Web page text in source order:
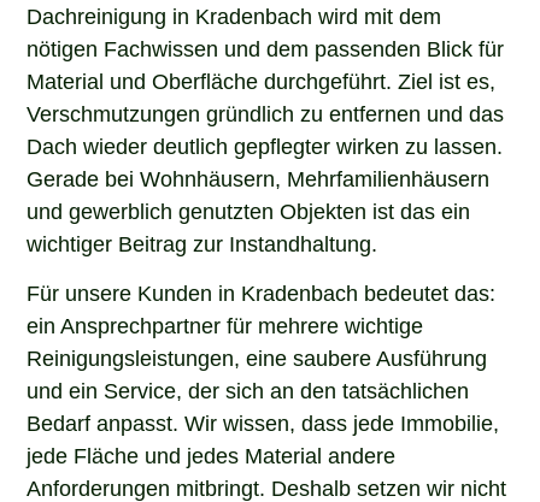
Dachreinigung in Kradenbach wird mit dem
nötigen Fachwissen und dem passenden Blick für
Material und Oberfläche durchgeführt. Ziel ist es,
Verschmutzungen gründlich zu entfernen und das
Dach wieder deutlich gepflegter wirken zu lassen.
Gerade bei Wohnhäusern, Mehrfamilienhäusern
und gewerblich genutzten Objekten ist das ein
wichtiger Beitrag zur Instandhaltung.
Für unsere Kunden in Kradenbach bedeutet das:
ein Ansprechpartner für mehrere wichtige
Reinigungsleistungen, eine saubere Ausführung
und ein Service, der sich an den tatsächlichen
Bedarf anpasst. Wir wissen, dass jede Immobilie,
jede Fläche und jedes Material andere
Anforderungen mitbringt. Deshalb setzen wir nicht